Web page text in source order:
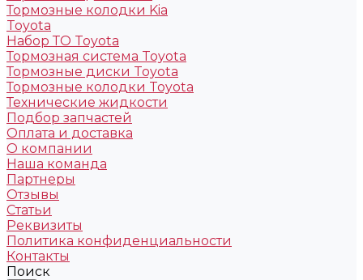
Тормозные колодки Kia
Toyota
Набор ТО Toyota
Тормозная система Toyota
Тормозные диски Toyota
Тормозные колодки Toyota
Технические жидкости
Подбор запчастей
Оплата и доставка
О компании
Наша команда
Партнеры
Отзывы
Статьи
Реквизиты
Политика конфиденциальности
Контакты
Поиск